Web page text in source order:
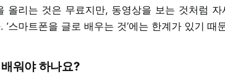
올리는 것은 무료지만, 동영상을 보는 것처럼
‘스마트폰을 글로 배우는 것’에는 한계가 있기 때
워야 하나요?